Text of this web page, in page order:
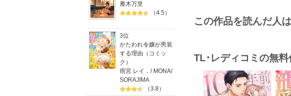
雁木万里
（4.5）
3位
かたわれ令嬢が男装
する理由（コミッ
ク）
雨宮 レイ． / MONA/
SORAJIMA
（3.8）
この作品を読んだ人
TL･レディコミの無料